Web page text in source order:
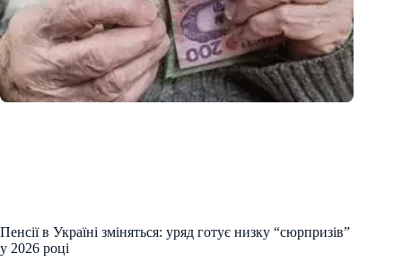
Пенсії в Україні зміняться: уряд готує низку “сюрпризів”
у 2026 році